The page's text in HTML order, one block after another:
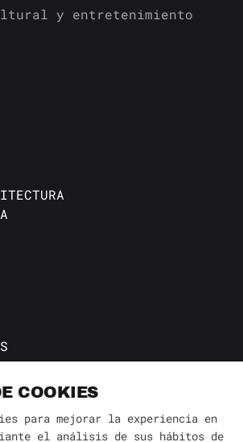
y entretenimiento
COOKIES
para mejorar la experiencia en
el análisis de sus hábitos de